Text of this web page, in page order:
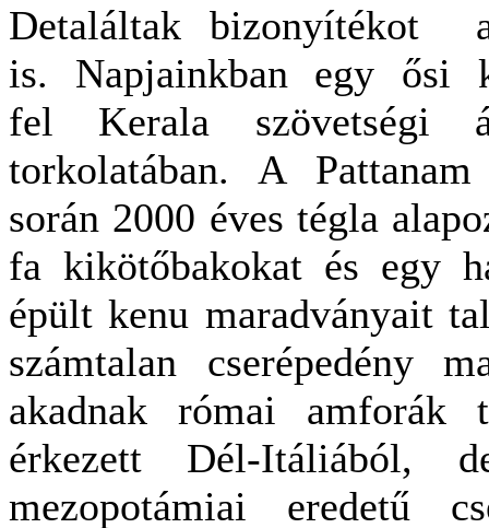
Detaláltak bizonyítékot
is. Napjainkban egy ősi
fel
Kerala szövetségi
torkolatában. A
során 2000 éves tégla
fa kikötőbakokat és egy
épült kenu maradványait
számtalan cserépedény
akadnak római amforák
érkezett Dél-Itáliából,
mezopotámiai eredetű